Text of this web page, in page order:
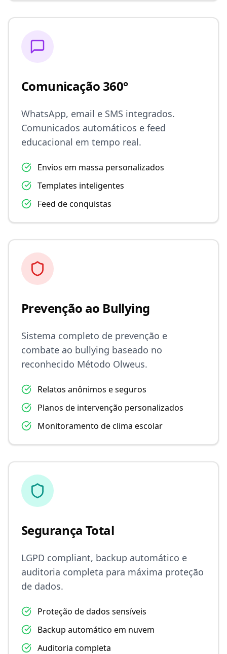
Comunicação 360°
WhatsApp, email e SMS integrados.
Comunicados automáticos e feed
educacional em tempo real.
Envios em massa personalizados
Templates inteligentes
Feed de conquistas
Prevenção ao Bullying
Sistema completo de prevenção e
combate ao bullying baseado no
reconhecido Método Olweus.
Relatos anônimos e seguros
Planos de intervenção personalizados
Monitoramento de clima escolar
Segurança Total
LGPD compliant, backup automático e
auditoria completa para máxima proteção
de dados.
Proteção de dados sensíveis
Backup automático em nuvem
Auditoria completa